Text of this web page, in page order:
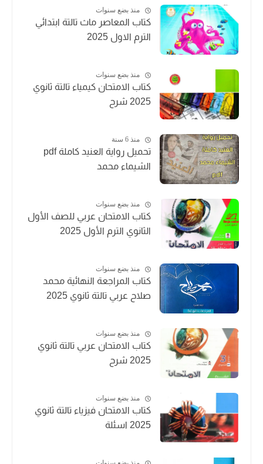
منذ بضع سنوات
كتاب المعاصر ماث تالتة ابتدائي
الترم الاول 2025
منذ بضع سنوات
كتاب الامتحان كيمياء تالتة ثانوي
2025 شرح
منذ 6 سنة
تحميل رواية العنيد كاملة pdf
الشيماء محمد
منذ بضع سنوات
كتاب الامتحان عربي للصف الأول
الثانوي الترم الأول 2025
منذ بضع سنوات
كتاب المراجعة النهائية محمد
صلاح عربي تالتة ثانوي 2025
منذ بضع سنوات
كتاب الامتحان عربي تالتة ثانوي
2025 شرح
منذ بضع سنوات
كتاب الامتحان فيزياء تالتة ثانوي
2025 اسئلة